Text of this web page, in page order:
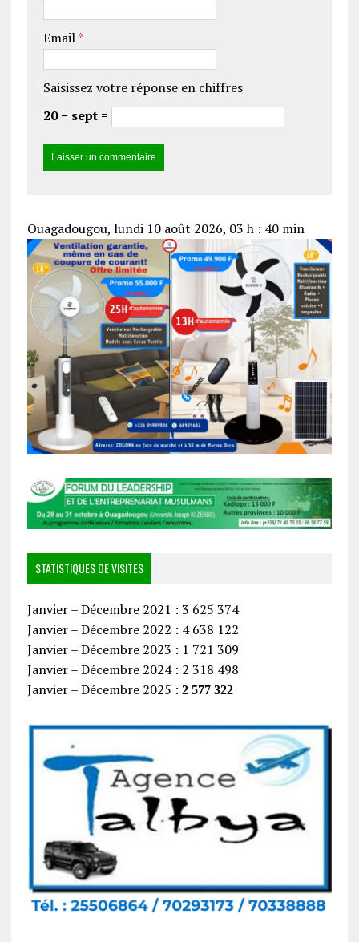
Email*
Saisissez votre réponse en chiffres
20 − sept =
Ouagadougou, lundi 10 août 2026, 03 h : 40 min
STATISTIQUES DE VISITES
Janvier – Décembre 2021 : 3 625 374
Janvier – Décembre 2022 : 4 638 122
Janvier – Décembre 2023 : 1 721 309
Janvier – Décembre 2024 : 2 318 498
Janvier – Décembre 2025 : 2 577 322